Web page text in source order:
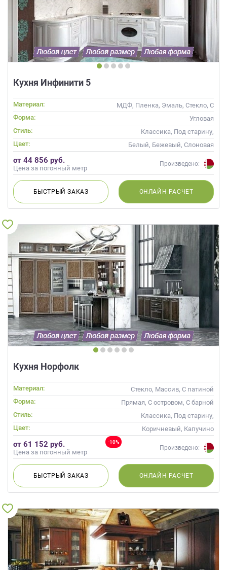
Кухня Инфинити 5
Материал:
МДФ, Пленка, Эмаль, Стекло, С
патиной
Форма:
Угловая
Стиль:
Классика, Под старину,
Прованс
Цвет:
Белый, Бежевый, Слоновая
кость, Кремовый
от 44 856 руб.
Цена за погонный метр
Произведено:
БЫСТРЫЙЗАКАЗ ОНЛАЙН РАСЧЕТ
Кухня Норфолк
Материал:
Стекло, Массив, С патиной
Форма:
Прямая, С островом, С барной
стойкой
Стиль:
Классика, Под старину,
Прованс
Цвет: Коричневый, Капучино
-10%
от 61 152 руб.
Цена за погонный метр
Произведено:
БЫСТРЫЙЗАКАЗ ОНЛАЙН РАСЧЕТ